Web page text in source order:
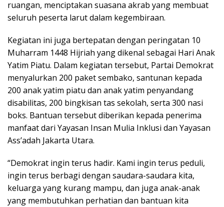
ruangan, menciptakan suasana akrab yang membuat
seluruh peserta larut dalam kegembiraan.
Kegiatan ini juga bertepatan dengan peringatan 10
Muharram 1448 Hijriah yang dikenal sebagai Hari Anak
Yatim Piatu. Dalam kegiatan tersebut, Partai Demokrat
menyalurkan 200 paket sembako, santunan kepada
200 anak yatim piatu dan anak yatim penyandang
disabilitas, 200 bingkisan tas sekolah, serta 300 nasi
boks. Bantuan tersebut diberikan kepada penerima
manfaat dari Yayasan Insan Mulia Inklusi dan Yayasan
Ass’adah Jakarta Utara.
“Demokrat ingin terus hadir. Kami ingin terus peduli,
ingin terus berbagi dengan saudara-saudara kita,
keluarga yang kurang mampu, dan juga anak-anak
yang membutuhkan perhatian dan bantuan kita